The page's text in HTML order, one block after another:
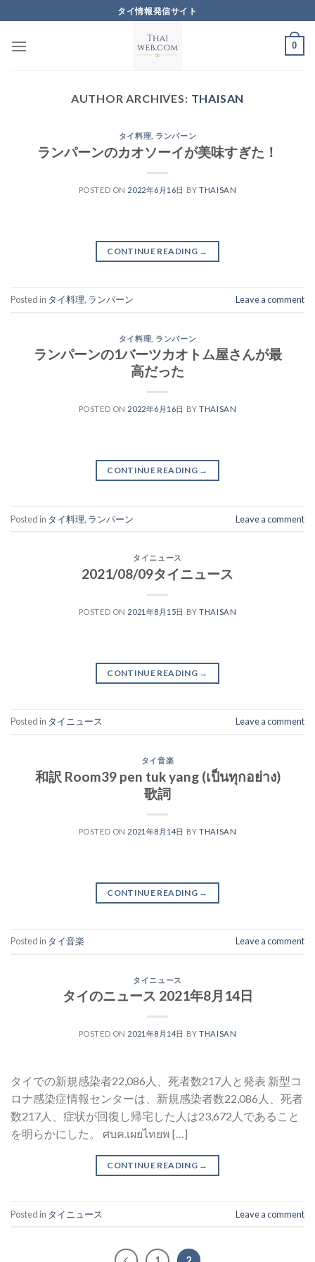
to
content
タイ情報発信サイト
0
AUTHOR ARCHIVES: THAISAN
タイ料理 ランパーン
ランパーンのカオソーイが美味すぎた！
POSTED ON 2022年6月16日 BYTHAISAN
CONTINUE READING →
Posted in タイ料理, ランパーン Leave a comment
タイ料理 ランパーン
ランパーンの1バーツカオトム屋さんが最
高だった
POSTED ON 2022年6月16日 BYTHAISAN
CONTINUE READING →
Posted in タイ料理, ランパーン Leave a comment
タイニュース
2021/08/09タイニュース
POSTED ON 2021年8月15日 BYTHAISAN
CONTINUE READING →
Posted in タイニュース Leave a comment
タイ音楽
和訳 Room39 pen tuk yang (เป็นทุกอย่าง)
歌詞
POSTED ON 2021年8月14日 BYTHAISAN
CONTINUE READING →
Posted in タイ音楽 Leave a comment
タイニュース
タイのニュース 2021年8月14日
POSTED ON 2021年8月14日 BYTHAISAN
タイでの新規感染者22,086人、死者数217人と発表 新型コ
ロナ感染症情報センターは、新規感染者数22,086人、死者
数217人、症状が回復し帰宅した人は23,672人であること
を明らかにした。 ศบค.เผยไทยพ […]
CONTINUE READING →
Posted in タイニュース Leave a comment